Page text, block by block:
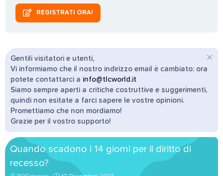
REGISTRATI ORA!
Gentili visitatori e utenti,
Vi informiamo che il nostro indirizzo email è cambiato: ora
potete contattarci a info@tlcworld.it
Siamo sempre aperti a critiche costruttive e suggerimenti,
quindi non esitate a farci sapere le vostre opinioni.
Promettiamo che non mordiamo!
Grazie per il vostro supporto!
Quando scadono i 14 giorni per il diritto di
recesso?